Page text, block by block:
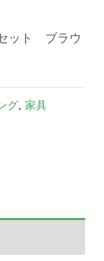
ット ブラウ
グ, 家具